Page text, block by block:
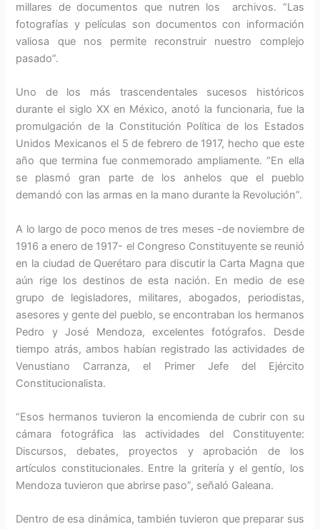
millares de documentos que nutren los archivos. “Las
fotografías y películas son documentos con información
valiosa que nos permite reconstruir nuestro complejo
pasado”.
Uno de los más trascendentales sucesos históricos
durante el siglo XX en México, anotó la funcionaria, fue la
promulgación de la Constitución Política de los Estados
Unidos Mexicanos el 5 de febrero de 1917, hecho que este
año que termina fue conmemorado ampliamente. “En ella
se plasmó gran parte de los anhelos que el pueblo
demandó con las armas en la mano durante la Revolución”.
A lo largo de poco menos de tres meses -de noviembre de
1916 a enero de 1917- el Congreso Constituyente se reunió
en la ciudad de Querétaro para discutir la Carta Magna que
aún rige los destinos de esta nación. En medio de ese
grupo de legisladores, militares, abogados, periodistas,
asesores y gente del pueblo, se encontraban los hermanos
Pedro y José Mendoza, excelentes fotógrafos. Desde
tiempo atrás, ambos habían registrado las actividades de
Venustiano Carranza, el Primer Jefe del Ejército
Constitucionalista.
“Esos hermanos tuvieron la encomienda de cubrir con su
cámara fotográfica las actividades del Constituyente:
Discursos, debates, proyectos y aprobación de los
artículos constitucionales. Entre la gritería y el gentío, los
Mendoza tuvieron que abrirse paso”, señaló Galeana.
Dentro de esa dinámica, también tuvieron que preparar sus